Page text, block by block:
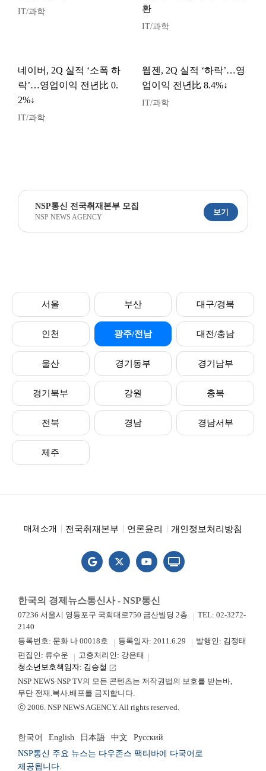
IT/과학
환
IT/과학
네이버, 2Q 실적 ‘소폭 하
락’…영업이익 전년比 0.
2%↓
IT/과학
웹젠, 2Q 실적 ‘하락’…영
업이익 전년比 8.4%↓
IT/과학
NSP통신 전국취재본부 모집
NSP NEWS AGENCY
보기
서울 부산 대구/경북
인천 광주/전남 대전/충남
울산 경기동부 경기남부
경기북부 강원 충북
전북 경남 경남서부
제주
매체소개 전국취재본부 언론윤리 개인정보처리방침
한국의 경제뉴스통신사 - NSP통신
07236 서울시 영등포구 국회대로750 금산빌딩 2층
TEL: 02-3272-
2140
등록번호: 문화 나 00018호
등록일자: 2011.6.29
발행인: 김정태
편집인: 류수운
고충처리인: 강은태
청소년보호책임자: 김승철 launch
NSP NEWS·NSP TV의 모든 콘텐츠는 저작권법의 보호를 받는바,
무단 전재.복사.배포를 금지합니다.
ⓒ 2006. NSP NEWS AGENCY. All rights reserved.
한국어 English 日本語 中文
Русский
NSP통신 주요 뉴스는 다우존스 팩티바에 다국어로
제공됩니다.